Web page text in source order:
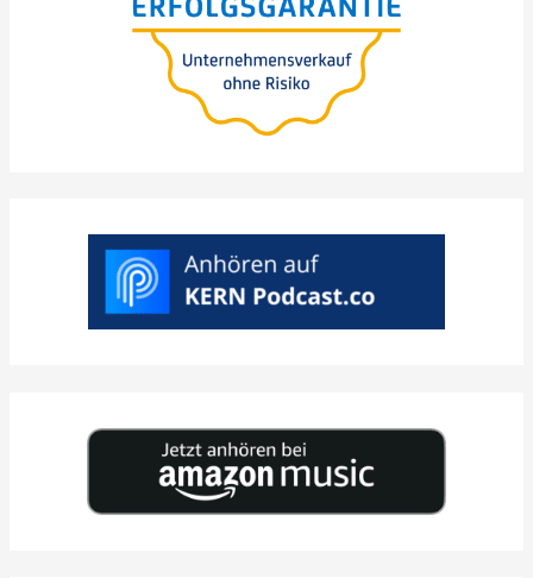
sem risco e sem perda
de valor